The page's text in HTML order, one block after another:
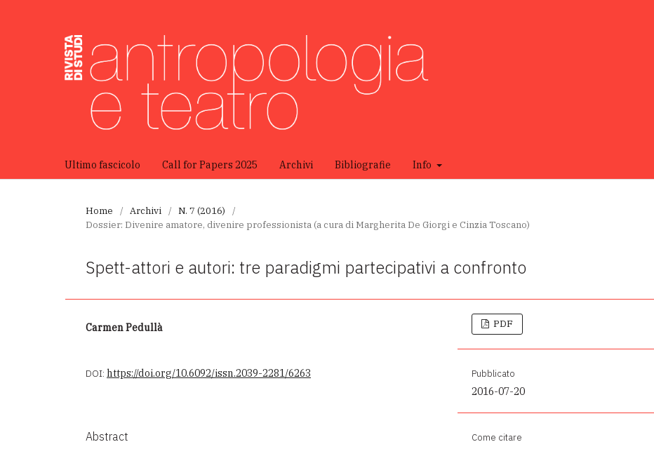
Ultimo fascicolo Call for Papers 2025 Archivi Bibliografie Info
Home / Archivi / N. 7 (2016)
/
Dossier: Divenire amatore, divenire professionista (a cura di Margherita De Giorgi e Cinzia Toscano)
Spett-attori e autori: tre paradigmi partecipativi a confronto
Carmen Pedullà
DOI: https://doi.org/10.6092/issn.2039-2281/6263
Abstract
PDF
Pubblicato
2016-07-20
Come citare